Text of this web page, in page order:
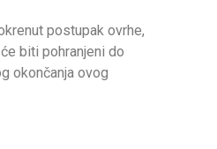
postupak ovrhe,
biti pohranjeni do
okončanja ovog